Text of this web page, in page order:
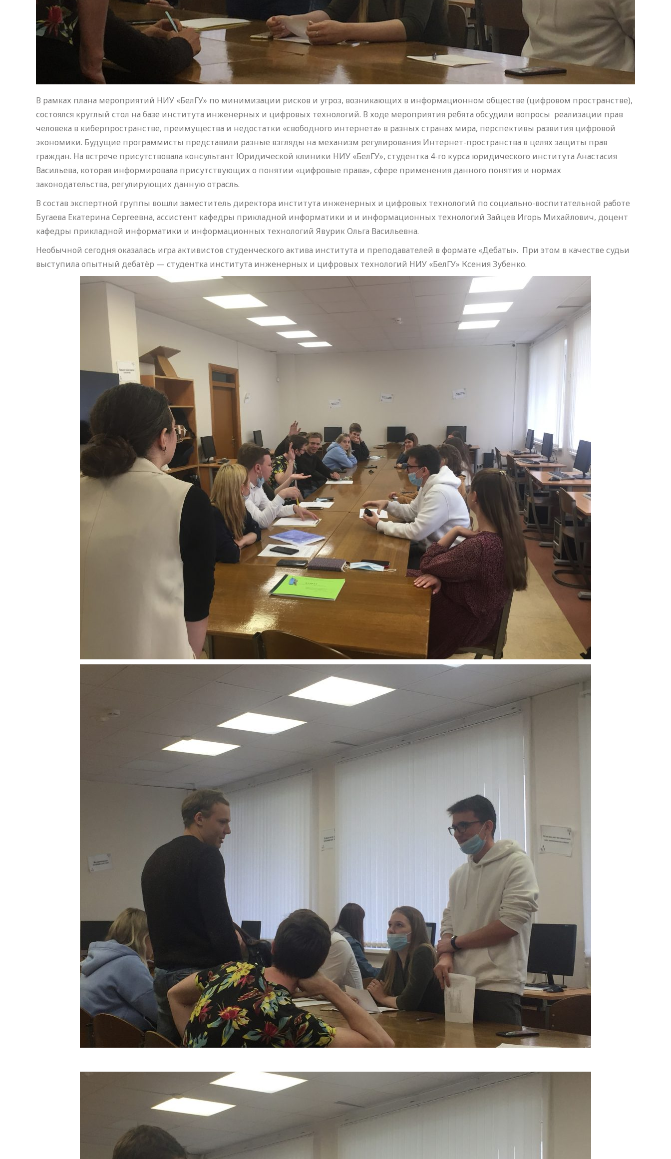
В рамках плана мероприятий НИУ «БелГУ» по минимизации рисков и угроз, возникающих в информационном обществе (цифровом пространстве),
состоялся круглый стол на базе института инженерных и цифровых технологий. В ходе мероприятия ребята обсудили вопросы реализации прав
человека в киберпространстве, преимущества и недостатки «свободного интернета» в разных странах мира, перспективы развития цифровой
экономики. Будущие программисты представили разные взгляды на механизм регулирования Интернет-пространства в целях защиты прав
граждан. На встрече присутствовала консультант Юридической клиники НИУ «БелГУ», студентка 4-го курса юридического института Анастасия
Васильева, которая информировала присутствующих о понятии «цифровые права», сфере применения данного понятия и нормах
законодательства, регулирующих данную отрасль.
В состав экспертной группы вошли заместитель директора института инженерных и цифровых технологий по социально-воспитательной работе
Бугаева Екатерина Сергеевна, ассистент кафедры прикладной информатики и и информационных технологий Зайцев Игорь Михайлович, доцент
кафедры прикладной информатики и информационных технологий Явурик Ольга Васильевна.
Необычной сегодня оказалась игра активистов студенческого актива института и преподавателей в формате «Дебаты». При этом в качестве судьи
выступила опытный дебатёр — студентка института инженерных и цифровых технологий НИУ «БелГУ» Ксения Зубенко.